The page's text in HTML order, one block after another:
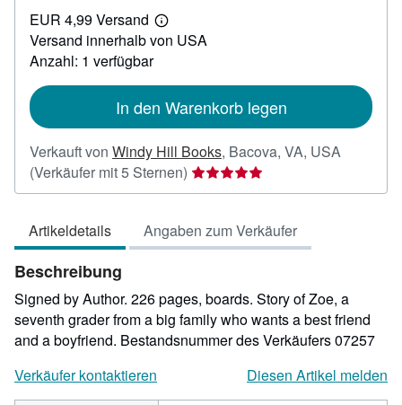
26,81
EUR 4,99 Versand
Weitere
Informationen
Versand innerhalb von USA
Anzahl: 1 verfügbar
In den Warenkorb legen
Verkauft von Windy Hill Books, Bacova, VA, USA
(Verkäufer mit 5 Sternen) Verkäuferbewertung
5
5
Sternen
Artikeldetails Angaben zum Verkäufer
Beschreibung
Signed by Author. 226 pages, boards. Story of Zoe, a
seventh grader from a big family who wants a best friend
and a boyfriend. Bestandsnummer des Verkäufers 07257
Verkäufer kontaktieren
Diesen Artikel melden